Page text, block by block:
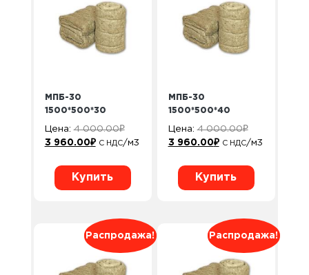
МПБ-30
1500*500*30
Цена:4 000.00₽
3 960.00₽ С НДС/м3
Купить
МПБ-30
1500*500*40
Цена:4 000.00₽
3 960.00₽ С НДС/м3
Купить
Распродажа! Распродажа!